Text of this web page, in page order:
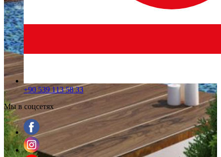
+90 539 113 58 33
Мы в соцсетях